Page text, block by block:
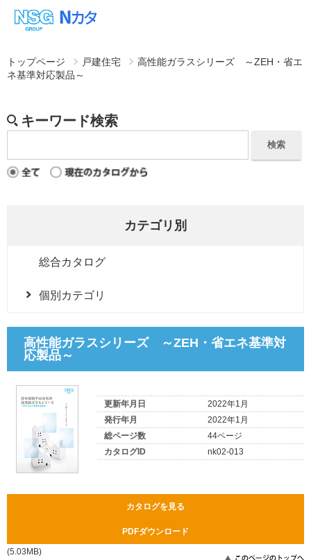
トップページ 戸建住宅
高性能ガラスシリーズ ～ZEH・省エ
ネ基準対応製品～
高性能ガラスシリーズ ～ZEH・省エネ基準対
応製品～
更新年月日
2022年1月
発行年月
2022年1月
総ページ数
44ページ
カタログID
nk02-013
カタログを見る
PDFダウンロード
(5.03MB)
カテゴリ別
総合カタログ
個別カテゴリ